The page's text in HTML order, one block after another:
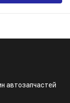
автозапчастей